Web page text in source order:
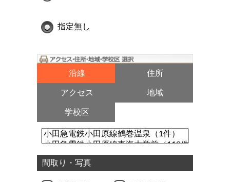
指定無し
沿線 住所
アクセス 地域
学校区
間取り・写真